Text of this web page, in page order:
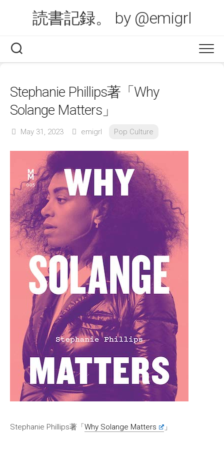
読書記録。 by @emigrl
Stephanie Phillips著「Why
Solange Matters」
May 31, 2023 emigrl Pop Culture
Stephanie Phillips著「Why Solange Matters 」